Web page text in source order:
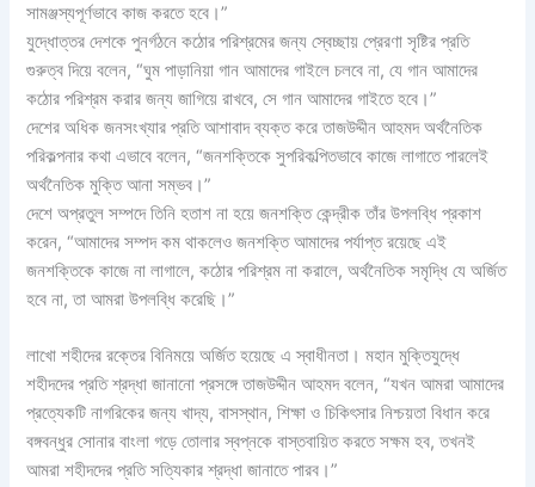
সামঞ্জস্যপূর্ণভাবে কাজ করতে হবে।”
যুদ্ধোত্তর দেশকে পুনর্গঠনে কঠোর পরিশ্রমের জন্য স্বেচ্ছায় প্রেরণা সৃষ্টির প্রতি
গুরুত্ব দিয়ে বলেন, “ঘুম পাড়ানিয়া গান আমাদের গাইলে চলবে না, যে গান আমাদের
কঠোর পরিশ্রম করার জন্য জাগিয়ে রাখবে, সে গান আমাদের গাইতে হবে।”
দেশের অধিক জনসংখ্যার প্রতি আশাবাদ ব্যক্ত করে তাজউদ্দীন আহমদ অর্থনৈতিক
পরিকল্পনার কথা এভাবে বলেন, “জনশক্তিকে সুপরিকল্পিতভাবে কাজে লাগাতে পারলেই
অর্থনৈতিক মুক্তি আনা সম্ভব।”
দেশে অপ্রতুল সম্পদে তিনি হতাশ না হয়ে জনশক্তি কেন্দ্রীক তাঁর উপলব্ধি প্রকাশ
করেন, “আমাদের সম্পদ কম থাকলেও জনশক্তি আমাদের পর্যাপ্ত রয়েছে এই
জনশক্তিকে কাজে না লাগালে, কঠোর পরিশ্রম না করালে, অর্থনৈতিক সমৃদ্ধি যে অর্জিত
হবে না, তা আমরা উপলব্ধি করেছি।”
লাখো শহীদের রক্তের বিনিময়ে অর্জিত হয়েছে এ স্বাধীনতা। মহান মুক্তিযুদ্ধে
শহীদদের প্রতি শ্রদ্ধা জানানো প্রসঙ্গে তাজউদ্দীন আহমদ বলেন, “যখন আমরা আমাদের
প্রত্যেকটি নাগরিকের জন্য খাদ্য, বাসস্থান, শিক্ষা ও চিকিৎসার নিশ্চয়তা বিধান করে
বঙ্গবন্ধুর সোনার বাংলা গড়ে তোলার স্বপ্নকে বাস্তবায়িত করতে সক্ষম হব, তখনই
আমরা শহীদদের প্রতি সত্যিকার শ্রদ্ধা জানাতে পারব।”